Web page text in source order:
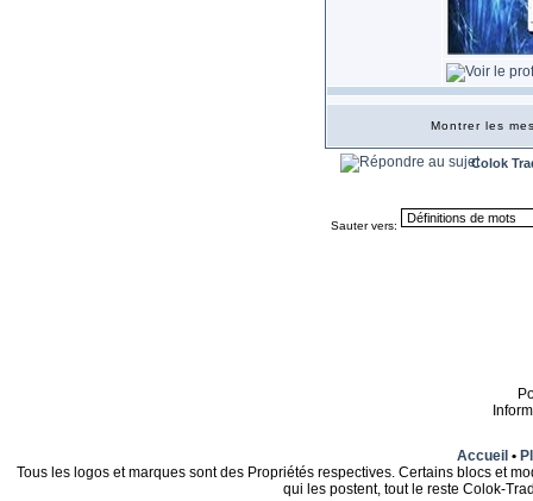
Montrer les
Colok
Sauter vers:
Accueil •
Tous les logos et marques sont des Propriétés respectives. Certains blocs et
qui les postent, tout le reste Colok-